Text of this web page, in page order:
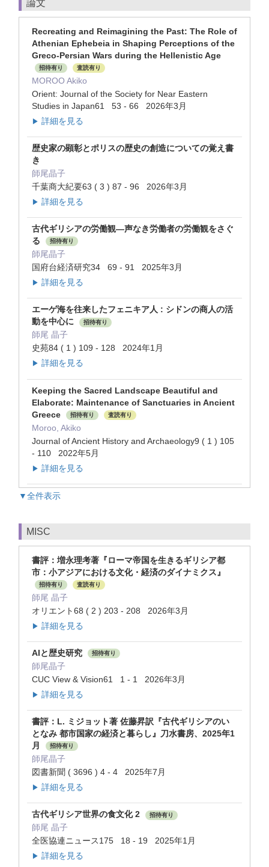
論文
Recreating and Reimagining the Past: The Role of
Athenian Ephebeia in Shaping Perceptions of the
Greco-Persian Wars during the Hellenistic Age
招待有り 査読有り
MOROO Akiko
Orient: Journal of the Society for Near Eastern
Studies in Japan61 53 - 66 2026年3月
▶ 詳細を見る
歴史家の顕彰とポリスの歴史の創造についての覚え書
き
師尾晶子
千葉商大紀要63 ( 3 ) 87 - 96 2026年3月
▶ 詳細を見る
古代ギリシアの労働観—声なき労働者の労働観をさぐ
る
招待有り
師尾晶子
国府台経済研究34 69 - 91 2025年3月
▶ 詳細を見る
エーゲ海を往来したフェニキア人 : シドンの商人の活
動を中心に
招待有り
師尾 晶子
史苑84 ( 1 ) 109 - 128 2024年1月
▶ 詳細を見る
Keeping the Sacred Landscape Beautiful and
Elaborate: Maintenance of Sanctuaries in Ancient
Greece
招待有り 査読有り
Moroo, Akiko
Journal of Ancient History and Archaeology9 ( 1 ) 105
- 110 2022年5月
▶ 詳細を見る
▼全件表示
MISC
書評：増永理考著『ローマ帝国を生きるギリシア都
市：小アジアにおける文化・経済のダイナミクス』
招待有り 査読有り
師尾 晶子
オリエント68 ( 2 ) 203 - 208 2026年3月
▶ 詳細を見る
AIと歴史研究 招待有り
師尾晶子
CUC View & Vision61 1 - 1 2026年3月
▶ 詳細を見る
書評：L. ミジョット著 佐藤昇訳『古代ギリシアのい
となみ 都市国家の経済と暮らし』刀水書房、2025年1
月
招待有り
師尾晶子
図書新聞 ( 3696 ) 4 - 4 2025年7月
▶ 詳細を見る
古代ギリシア世界の食文化 2 招待有り
師尾 晶子
全医協連ニュース175 18 - 19 2025年1月
▶ 詳細を見る